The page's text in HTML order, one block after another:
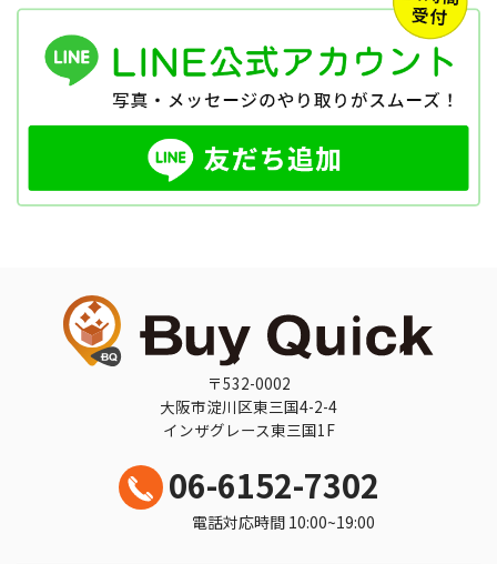
〒532-0002
大阪市淀川区東三国4-2-4
インザグレース東三国1F
06-6152-7302
電話対応時間 10:00~19:00